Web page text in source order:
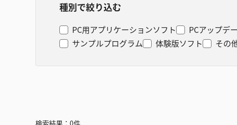
種別で絞り込む
PC用アプリケーションソフト PCアップデ
サンプルプログラム
体験版ソフト その
検索結果： 0件